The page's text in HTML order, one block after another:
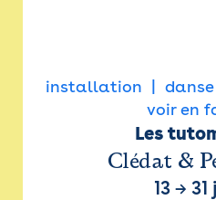
installation danse
voir en
Les
Clédat &
13→ 31